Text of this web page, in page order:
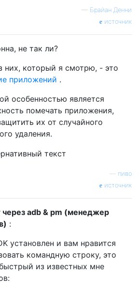
— Брайан Денни
источник
не так ли?
них, который я смотрю, - это
приложений .
особенностью является
помечать приложения,
их от случайного
удаления.
пиво
источник
через adb & pm (менеджер
:
установлен и вам нравится
командную строку, это
из известных мне